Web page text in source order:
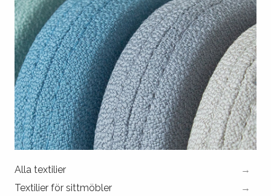
Alla textilier
Textilier för sittmöbler